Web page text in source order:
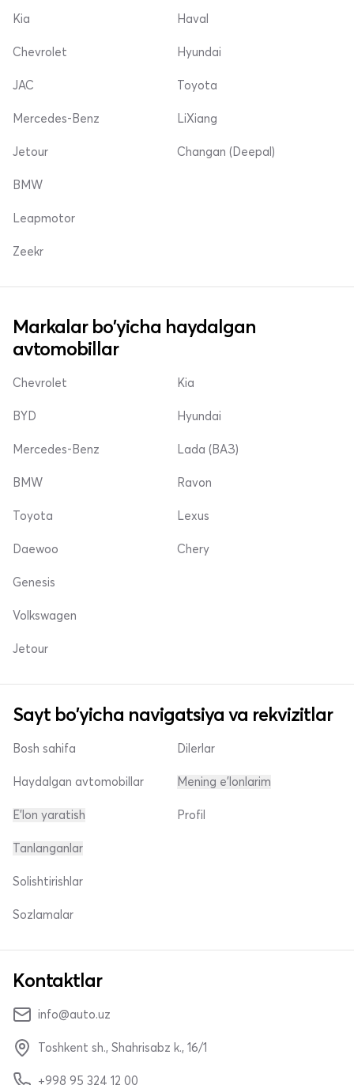
Kia
Chevrolet
Haval
Hyundai
JAC
Mercedes-Benz
Jetour
Toyota
LiXiang
Changan (Deepal)
BMW
Leapmotor
Zeekr
Markalar bo'yicha haydalgan
avtomobillar
Chevrolet
BYD
Mercedes-Benz
Kia
Hyundai
Lada (ВАЗ)
BMW
Toyota
Daewoo
Ravon
Lexus
Chery
Genesis
Volkswagen
Jetour
Sayt bo'yicha navigatsiya va rekvizitlar
Bosh sahifa
Haydalgan avtomobillar
E'lon yaratish
Dilerlar
Mening e'lonlarim
Profil
Tanlanganlar
Solishtirishlar
Sozlamalar
Kontaktlar
info@auto.uz
Toshkent sh., Shahrisabz k., 16/1
+998 95 324 12 00